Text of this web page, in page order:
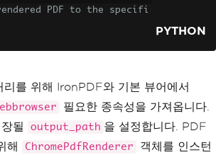
PDF to the specifi
(output_path )
PYTHON
를 위해 IronPDF와 기본 뷰어에서
필요한 종속성을 가져옵니다.
될
output_path 을 설정합니다. PDF
해
ChromePdfRenderer
객체를 인스턴